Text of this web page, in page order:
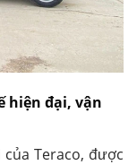
hiện đại, vận
Teraco, được